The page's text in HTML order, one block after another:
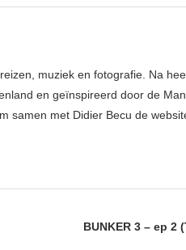
muziek en fotografie. Na
en geïnspireerd door de
samen met Didier Becu de
BUNKER 3 – ep 2